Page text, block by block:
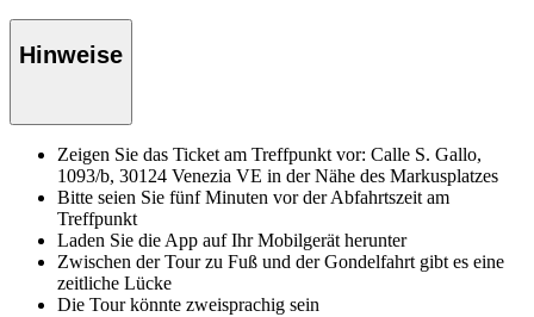
Hinweise
Zeigen Sie das Ticket am Treffpunkt vor: Calle S. Gallo,
1093/b, 30124 Venezia VE in der Nähe des Markusplatzes
Bitte seien Sie fünf Minuten vor der Abfahrtszeit am
Treffpunkt
Laden Sie die App auf Ihr Mobilgerät herunter
Zwischen der Tour zu Fuß und der Gondelfahrt gibt es eine
zeitliche Lücke
Die Tour könnte zweisprachig sein